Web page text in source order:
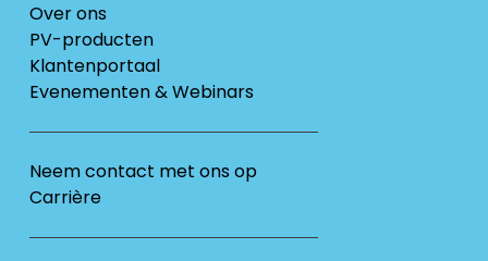
Over ons
PV-producten
Klantenportaal
Evenementen & Webinars
Neem contact met ons op
Carrière